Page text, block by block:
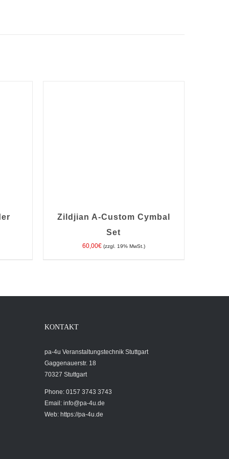
Zildjian A-Custom Cymbal
Set
60,00€ (zzgl. 19% MwSt.)
KONTAKT
pa-4u Veranstaltungstechnik Stuttgart
Gaggenauerstr. 18
70327 Stuttgart
Phone: 0157 3743 3743
Email: info@pa-4u.de
Web: https://pa-4u.de